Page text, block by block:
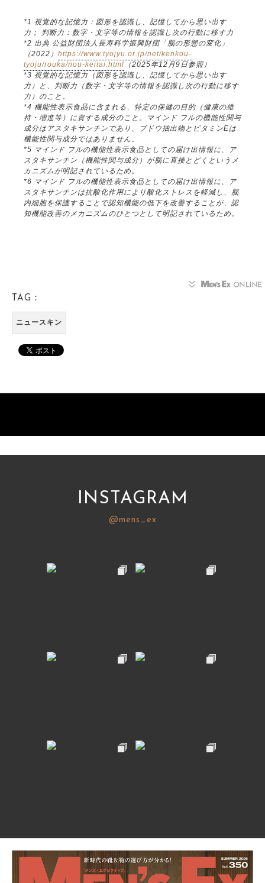
*1 視覚的な記憶力：図形を認識し、記憶してから思い出す
力； 判断力：数字・文字等の情報を認識し次の行動に移す力
*2 出典 公益財団法人長寿科学振興財団「脳の形態の変化」
（2022） https://www.tyojyu.or.jp/net/kenkou-
tyoju/rouka/nou-keitai.html （2025年12月9日参照）
*3 視覚的な記憶力（図形を認識し、記憶してから思い出す
力）と、判断力（数字・文字等の情報を認識し次の行動に移す
力）のこと。
*4 機能性表示食品に含まれる、特定の保健の目的（健康の維
持・増進等）に資する成分のこと。マインド フルの機能性関与
成分はアスタキサンチンであり、ブドウ抽出物とビタミンEは
機能性関与成分ではありません。
*5 マインド フルの機能性表示食品としての届け出情報に、ア
スタキサンチン（機能性関与成分）が脳に直接とどくというメ
カニズムが明記されているため。
*6 マインド フルの機能性表示食品としての届け出情報に、ア
スタキサンチンは抗酸化作用により酸化ストレスを軽減し、脳
内細胞を保護することで認知機能の低下を改善することが、認
知機能改善のメカニズムのひとつとして明記されているため。
TAG：
ニュースキン
INSTAGRAM
@mens_ex